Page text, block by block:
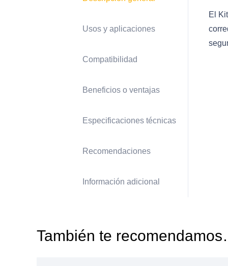
Usos y aplicaciones
Compatibilidad
Beneficios o ventajas
Especificaciones técnicas
Recomendaciones
Información adicional
El
También te